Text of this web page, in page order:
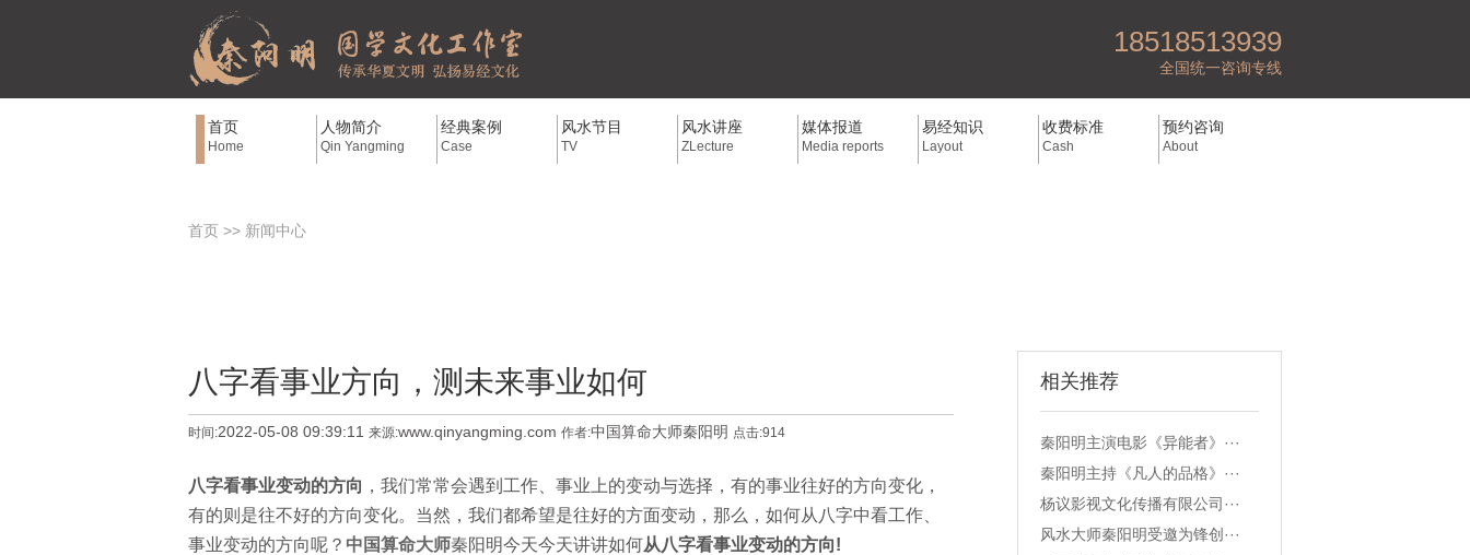
18518513939
全国统一咨询专线
首页
Home
人物简介
Qin Yangming
经典案例
Case
风水节目
TV
风水讲座
ZLecture
媒体报道
Media reports
易经知识
Layout
收费标准
Cash
预约咨询
About
首页 >> 新闻中心
八字看事业方向，测未来事业如何
时间:2022-05-08 09:39:11 来源:www.qinyangming.com 作者:中国算命大师秦阳明 点击:914
八字看事业变动的方向 ，我们常常会遇到工作、事业上的变动与选择，有的事业往好的方向变化，
有的则是往不好的方向变化。当然，我们都希望是往好的方面变动，那么，如何从八字中看工作、
事业变动的方向呢？ 中国算命大师秦阳明今天今天讲讲如何从八字看事业变动的方向!
相关推荐
秦阳明主演电影《异能者》···
秦阳明主持《凡人的品格》···
杨议影视文化传播有限公司···
风水大师秦阳明受邀为锋创···